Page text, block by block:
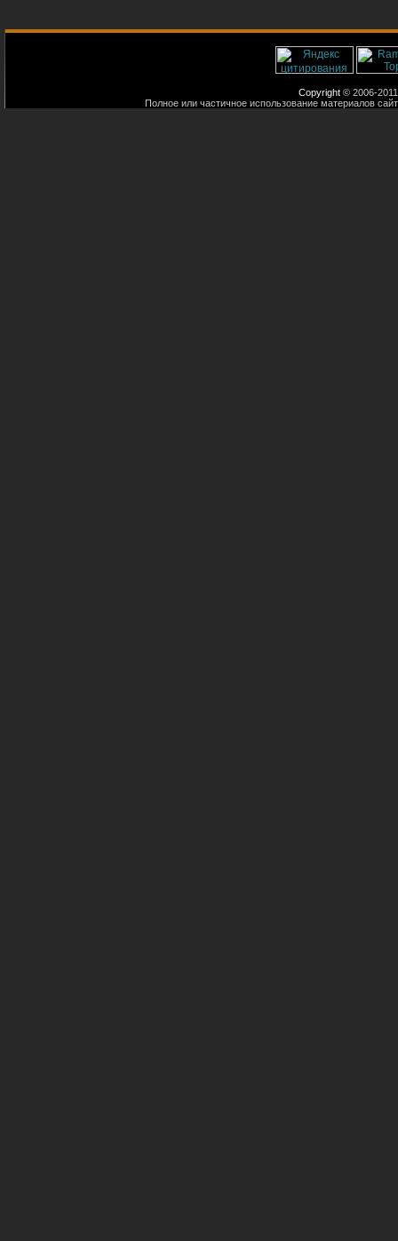
Copyright © 2006-
Полное или частичное использование материалов